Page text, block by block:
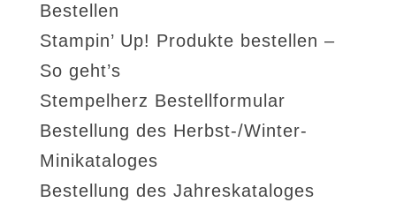
Bestellen
Stampin’ Up! Produkte bestellen –
So geht’s
Stempelherz Bestellformular
Bestellung des Herbst-/Winter-
Minikataloges
Bestellung des Jahreskataloges